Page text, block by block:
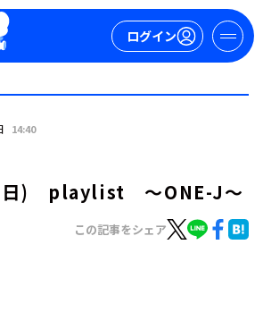
ログイン
14:40
(日) playlist ～ONE-J～
この記事をシェア